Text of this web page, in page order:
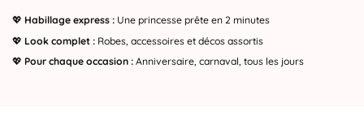
💖 Habillage express : Une princesse prête en 2 minutes
💖 Look complet : Robes, accessoires et décos assortis
💖 Pour chaque occasion : Anniversaire, carnaval, tous les jours